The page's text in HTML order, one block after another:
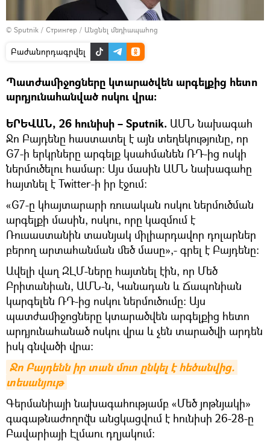
© Sputnik / Стрингер / Անցնել մեդիապահոց
Բաժանորդագրվել
Պատժամիջոցները կտարածվեն արգելքից հետո
արդյունահանված ոսկու վրա։
ԵՐԵՎԱՆ, 26 հունիսի – Sputnik. ԱՄՆ նախագահ
Ջո Բայդենը հաստատել է այն տեղեկությունը, որ
G7-ի երկրները արգելք կսահմանեն ՌԴ-ից ոսկի
ներմուծելու համար։ Այս մասին ԱՄՆ նախագահը
հայտնել է Twitter-ի իր էջում։
«G7-ը կհայտարարի ռուսական ոսկու ներմուծման
արգելքի մասին, ոսկու, որը կազմում է
Ռուսաստանին տասնյակ միլիարդավոր դոլարներ
բերող արտահանման մեծ մասը»,- գրել է Բայդենը։
Ավելի վաղ ԶԼՄ-ները հայտնել էին, որ Մեծ
Բրիտանիան, ԱՄՆ-ն, Կանադան և Ճապոնիան
կարգելեն ՌԴ-ից ոսկու ներմուծումը։ Այս
պատժամիջոցները կտարածվեն արգելքից հետո
արդյունահանած ոսկու վրա և չեն տարածվի արդեն
իսկ գնվածի վրա։
Ջո Բայդենն իր տան մոտ ընկել է հեծանվից.
տեսանյութ
Գերմանիայի նախագահությամբ «Մեծ յոթնյակի»
գագաթնաժողովն անցկացվում է հունիսի 26-28-ը
Բավարիայի Էլմաու դղյակում։